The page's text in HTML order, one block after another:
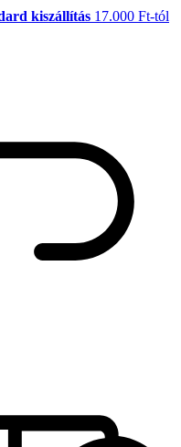
kiszállítás 17.000 Ft-tól